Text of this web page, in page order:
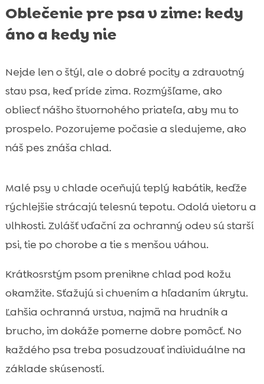
Oblečenie pre psa v zime: kedy
áno a kedy nie
Nejde len o štýl, ale o dobré pocity a zdravotný
stav psa, keď príde zima. Rozmýšľame, ako
obliecť nášho štvornohého priateľa, aby mu to
prospelo. Pozorujeme počasie a sledujeme, ako
náš pes znáša chlad.
Malé psy v chlade oceňujú teplý kabátik, keďže
rýchlejšie strácajú telesnú tepotu. Odolá vietoru a
vlhkosti. Zvlášť vďační za ochranný odev sú starší
psi, tie po chorobe a tie s menšou váhou.
Krátkosrstým psom prenikne chlad pod kožu
okamžite. Sťažujú si chvením a hľadaním úkrytu.
Ľahšia ochranná vrstva, najmä na hrudník a
brucho, im dokáže pomerne dobre pomôcť. No
každého psa treba posudzovať individuálne na
základe skúseností.